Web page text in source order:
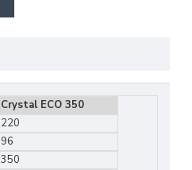
Crystal ECO 350
220
96
350